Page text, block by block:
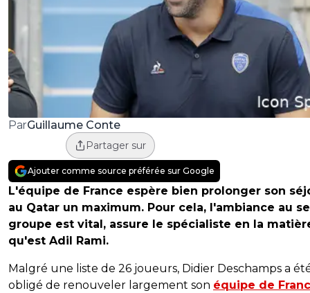
ParGuillaume Conte
Partager sur
Ajouter comme source préférée sur Google
L'équipe de France espère bien prolonger son
au Qatar un maximum. Pour cela, l'ambiance au
groupe est vital, assure le spécialiste en la
qu'est Adil Rami.
Malgré une liste de 26 joueurs, Didier Deschamps a
obligé de renouveler largement son équipe de